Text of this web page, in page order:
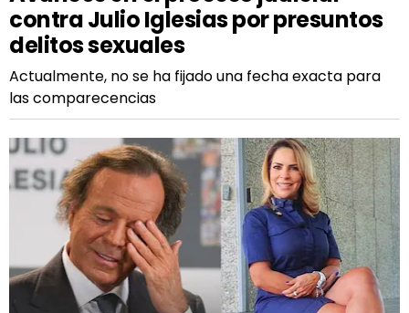
contra Julio Iglesias por presuntos
delitos sexuales
Actualmente, no se ha fijado una fecha exacta para
las comparecencias